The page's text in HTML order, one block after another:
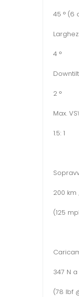
45 ° (6
4 °
2 °
Max.
1.5: 1
200 km
(125
347 N
(78 lbf